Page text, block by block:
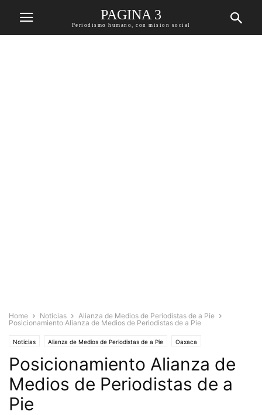
PAGINA 3
Periodismo humano, con mision social
Home Noticias
Alianza de Medios de Periodistas de a Pie
Posicionamiento Alianza de Medios de Periodistas de a Pie
Noticias Alianza de Medios de Periodistas de a Pie Oaxaca
Estado de Oaxaca Nacionales Sociedad
Posicionamiento Alianza de
Medios de Periodistas de a
Pie